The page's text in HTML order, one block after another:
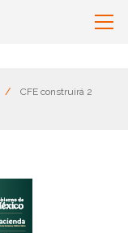
/
CFE construirá 2